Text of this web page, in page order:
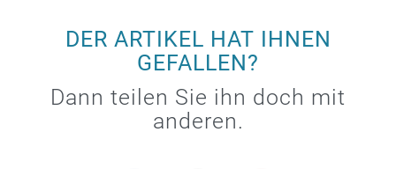
DER ARTIKEL HAT IHNEN
GEFALLEN?
Dann teilen Sie ihn doch mit
anderen.